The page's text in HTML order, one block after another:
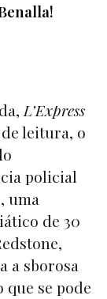
L’Express
leitura, o
policial
uma
de 30
a sborosa
se pode